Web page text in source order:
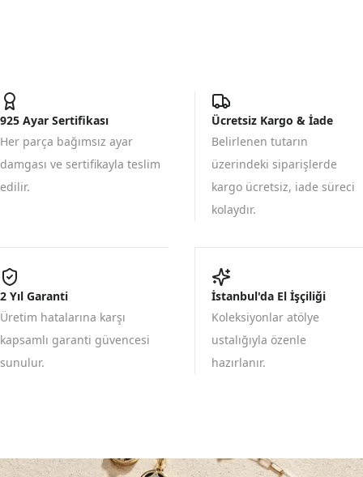
925 Ayar Sertifikası
Her parça bağımsız ayar
damgası ve sertifikayla teslim
edilir.
Ücretsiz Kargo & İade
Belirlenen tutarın
üzerindeki siparişlerde
kargo ücretsiz, iade süreci
kolaydır.
2 Yıl Garanti
Üretim hatalarına karşı
kapsamlı garanti güvencesi
sunulur.
İstanbul'da El İşçiliği
Koleksiyonlar atölye
ustalığıyla özenle
hazırlanır.